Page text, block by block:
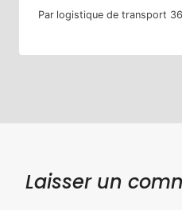
Par logistique de transport
Laisser un